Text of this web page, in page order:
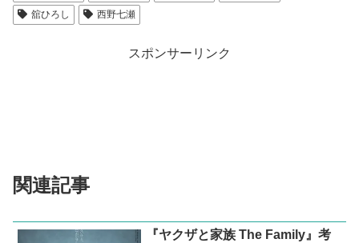
舘ひろし
西野七瀬
スポンサーリンク
関連記事
『ヤクザと家族 The Family』考